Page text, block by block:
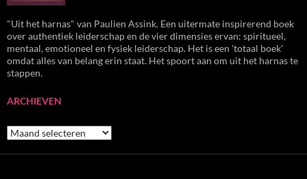
"Uit het harnas" van Paulien Assink. Een uitermate inspirerend boek
over authentiek leiderschap en de vier dimensies ervan: spiritueel,
mentaal, emotioneel en fysiek leiderschap. Het is een 'totaal boek'
omdat alles van belang erin staat. Het spoort aan om uit het harnas te
stappen.
ARCHIEVEN
Archieven